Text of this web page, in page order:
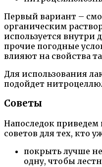
Первый вариант –
органическим
используется внутри
прочие погодные
влияют на свойства
Для использования
подойдет
Советы
Напоследок приведем
советов для тех, кто
покрыть лучше не
одну, чтобы